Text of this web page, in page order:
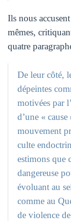
Ils nous
mêmes,
quatre
De leur côté,
dépeintes
motivées par
d’une «
mouvement
culte
estimons que
dangereuse
évoluant au
comme au
de violence